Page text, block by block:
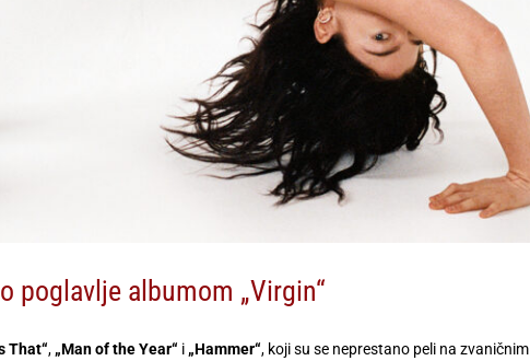
poglavlje albumom „Virgin“
That“, „Man of the Year“ i „Hammer“, koji su se neprestano peli na zvaničnim